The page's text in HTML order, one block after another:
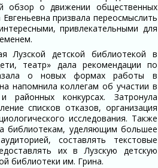
обзор о движении общественных
призвала переосмыслить
привлекательными для
Лузской детской библиотекой в
театр» дала рекомендации по
о новых формах работы в
напомнила коллегам об участии в
районных конкурсах. Затронула
списков отказов, организация
исследования. Также
библиотекам, уделяющим большее
составлять текстовые
их в Лузскую детскую
библиотеки им. Грина.